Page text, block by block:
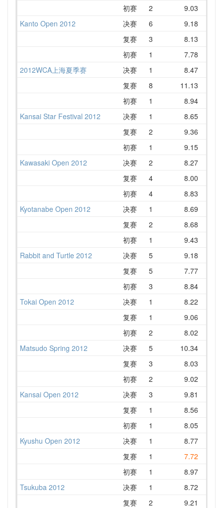
初赛 2 9.03
Kanto Open 2012
决赛 6 9.18
复赛
3 8.13
初赛
1 7.78
2012WCA上海夏季赛
决赛 1 8.47
复赛
8 11.13
初赛
1 8.94
Kansai Star Festival 2012
决赛 1 8.65
复赛
2 9.36
初赛
1 9.15
Kawasaki Open 2012
决赛 2 8.27
复赛
4 8.00
初赛
4 8.83
Kyotanabe Open 2012
决赛 1 8.69
复赛
2 8.68
初赛
1 9.43
Rabbit and Turtle 2012
决赛 5 9.18
复赛
5 7.77
初赛
3 8.84
Tokai Open 2012
决赛 1 8.22
复赛
1 9.06
初赛
2 8.02
Matsudo Spring 2012
决赛 5 10.34
复赛
3 8.03
初赛
2 9.02
Kansai Open 2012
决赛 3 9.81
复赛
1 8.56
初赛
1 8.05
Kyushu Open 2012
决赛 1 8.77
复赛
1 7.72
初赛
1 8.97
Tsukuba 2012
决赛 1 8.72
复赛
2 9.21